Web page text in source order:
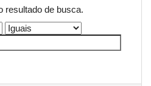
resultado de busca.